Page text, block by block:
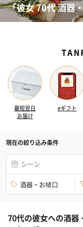
「彼女 70代 酒器
最短翌日
お届け
eギフト
現在の絞り込み条件
シーン
酒器・お猪口
70代の彼女への酒器